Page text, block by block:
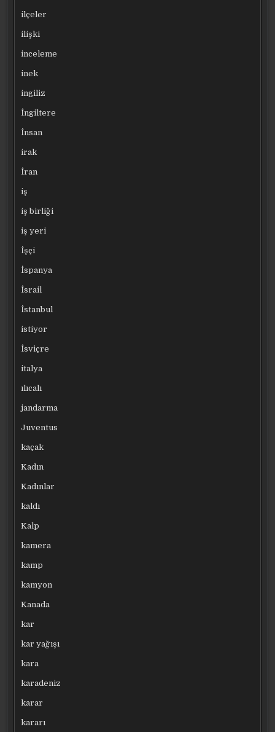
ilçeler
ilişki
inceleme
inek
ingiliz
İngiltere
İnsan
irak
İran
iş
iş birliği
iş yeri
İşçi
İspanya
İsrail
İstanbul
istiyor
İsviçre
italya
ılıcalı
jandarma
Juventus
kaçak
Kadın
Kadınlar
kaldı
Kalp
kamera
kamp
kamyon
Kanada
kar
kar yağışı
kara
karadeniz
karar
kararı